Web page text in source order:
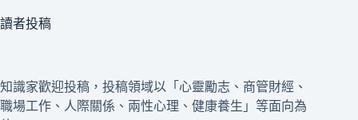
讀者投稿
知識家歡迎投稿，投稿領域以「心靈勵志、商管財經、
職場工作、人際關係、兩性心理、健康養生」等面向為